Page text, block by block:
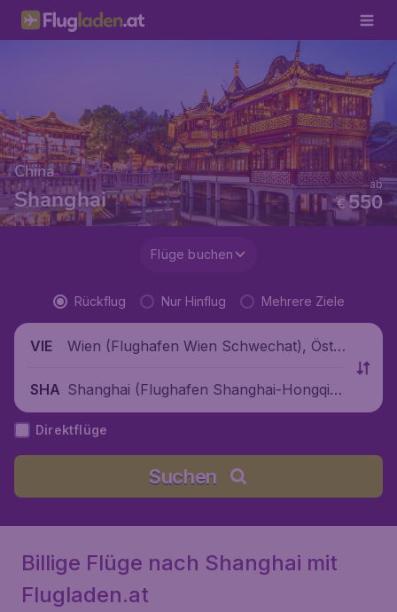
China
Shanghai €550
ab
Flüge buchen
Rückflug Nur Hinflug Mehrere Ziele
VIE
Wien (Flughafen Wien Schwechat), Öste
SHA Shanghai (Flughafen Shanghai-Hongqia
o), China
Direktflüge
Suchen
Billige Flüge nach Shanghai mit
Flugladen.at